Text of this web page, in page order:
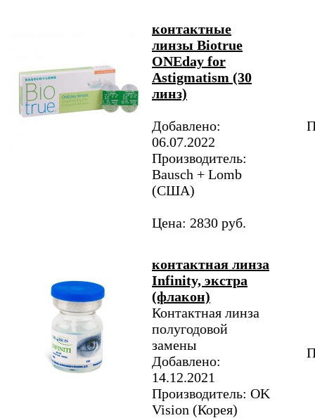
контактные
линзы Biotrue
ONEday for
Аstigmatism (30
линз)
Добавлено:
06.07.2022
Производитель:
Bausch + Lomb
(США)
Цена: 2830 руб.
контактная линза
Infinity, экстра
(флакон)
Контактная линза
полугодовой
замены
Добавлено:
14.12.2021
Производитель: OK
Vision (Корея)